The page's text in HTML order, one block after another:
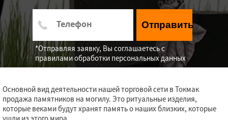
Отправить
*Отправляя заявку, Вы соглашаетесь с
правилами обработки персональных данных
Основной вид деятельности нашей торговой сети в Токмак
продажа памятников на могилу. Это ритуальные изделия,
которые веками будут хранят память о наших близких, которые